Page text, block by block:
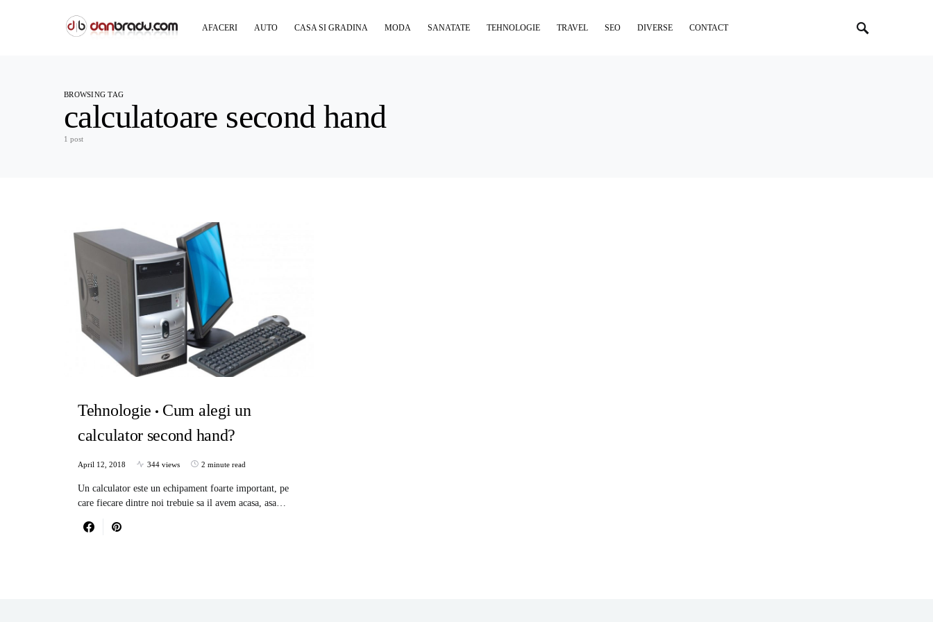
AFACERI AUTO CASA SI GRADINA MODA SANATATE TEHNOLOGIE TRAVEL SEO DIVERSE CONTACT
BROWSING TAG
calculatoare second hand
1 post
Tehnologie
Cum alegi un
calculator second hand?
April 12, 2018 344 views 2 minute read
Un calculator este un echipament foarte important, pe
care fiecare dintre noi trebuie sa il avem acasa, asa…